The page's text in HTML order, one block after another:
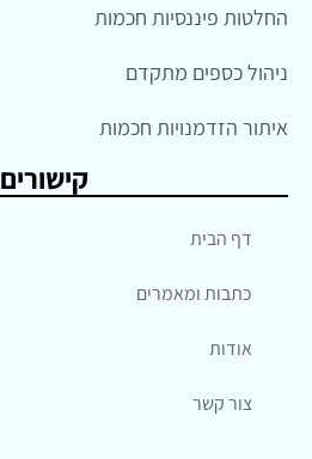
החלטות פיננסיות חכמות
ניהול כספים מתקדם
איתור הזדמנויות חכמות
קישורים
דף הבית
כתבות ומאמרים
אודות
צור קשר